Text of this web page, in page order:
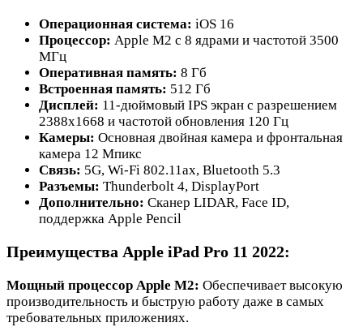
Операционная система: iOS 16
Процессор: Apple M2 с 8 ядрами и частотой 3500
МГц
Оперативная память: 8 Гб
Встроенная память: 512 Гб
Дисплей: 11-дюймовый IPS экран с разрешением
2388x1668 и частотой обновления 120 Гц
Камеры: Основная двойная камера и фронтальная
камера 12 Мпикс
Связь: 5G, Wi-Fi 802.11ax, Bluetooth 5.3
Разъемы: Thunderbolt 4, DisplayPort
Дополнительно: Сканер LIDAR, Face ID,
поддержка Apple Pencil
Преимущества Apple iPad Pro 11 2022:
Мощный процессор Apple M2: Обеспечивает высокую
производительность и быструю работу даже в самых
требовательных приложениях.